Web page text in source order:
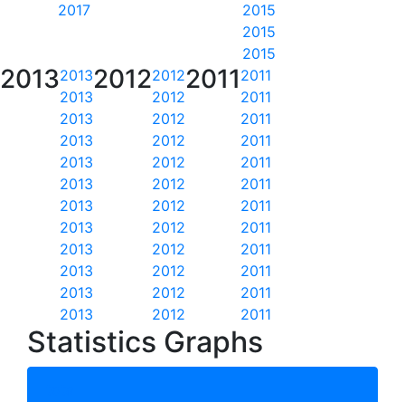
2017
2015
2015
2015
20132013
2013
2013
2013
2013
2013
2013
2013
2013
2013
2013
2013
20122012
2012
2012
2012
2012
2012
2012
2012
2012
2012
2012
2012
2011 2011
2011
2011
2011
2011
2011
2011
2011
2011
2011
2011
2011
Statistics Graphs